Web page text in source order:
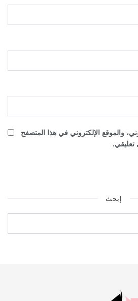
والموقع الإلكتروني في هذا المتصفح
تعليقي.
إبحث